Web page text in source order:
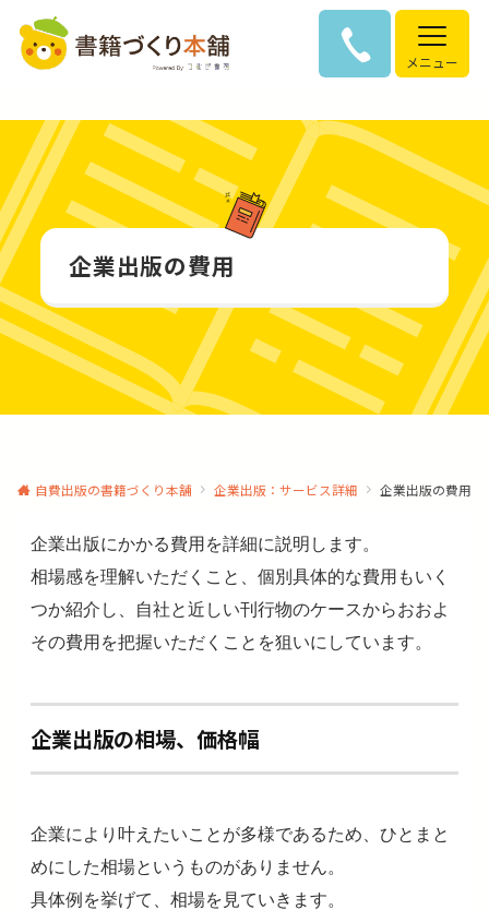
メニュー
自費出版の書籍づくり本舗 企業出版：サービス詳細 企業出版の費用
企業出版の費用
企業出版にかかる費用を詳細に説明します。
相場感を理解いただくこと、個別具体的な費用もいく
つか紹介し、自社と近しい刊行物のケースからおおよ
その費用を把握いただくことを狙いにしています。
企業出版の相場、価格幅
企業により叶えたいことが多様であるため、ひとまと
めにした相場というものがありません。
具体例を挙げて、相場を見ていきます。